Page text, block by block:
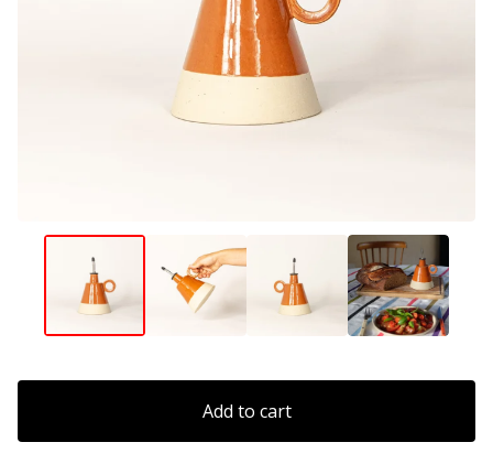
Add to cart